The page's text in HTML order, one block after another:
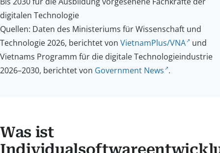
digitalen Technologie
Quellen: Daten des Ministeriums für Wissenschaft und
Technologie 2026, berichtet von VietnamPlus/VNA
und
Vietnams Programm für die digitale Technologieindustrie
2026–2030, berichtet von Government News .
Was ist